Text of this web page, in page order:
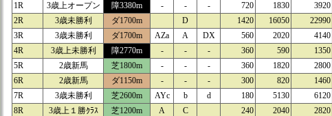
1R
3歳上オープン 障3380m - - - 720 1830 3920
2R
3歳未勝利 ダ1700m D 1420 16050 22990
3R
3歳未勝利 ダ1700m AZa A DX 560 2020 4140
4R
3歳上未勝利 障2770m - - - 360 590 1350
5R
2歳新馬 芝1800m - - - 360 1820 2800
6R
2歳新馬 ダ1150m - - - 300 820 1460
7R
3歳未勝利 芝2600m AYc b d 180 5130 6120
8R
3歳上１勝ｸﾗｽ 芝1200m A C 240 2040 2820